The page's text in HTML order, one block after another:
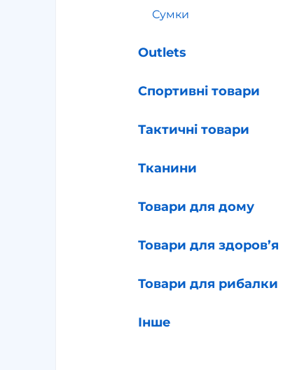
Сумки
Outlets
Спортивні товари
Тактичні товари
Тканини
Товари для дому
Товари для здоров’я
Товари для рибалки
Інше